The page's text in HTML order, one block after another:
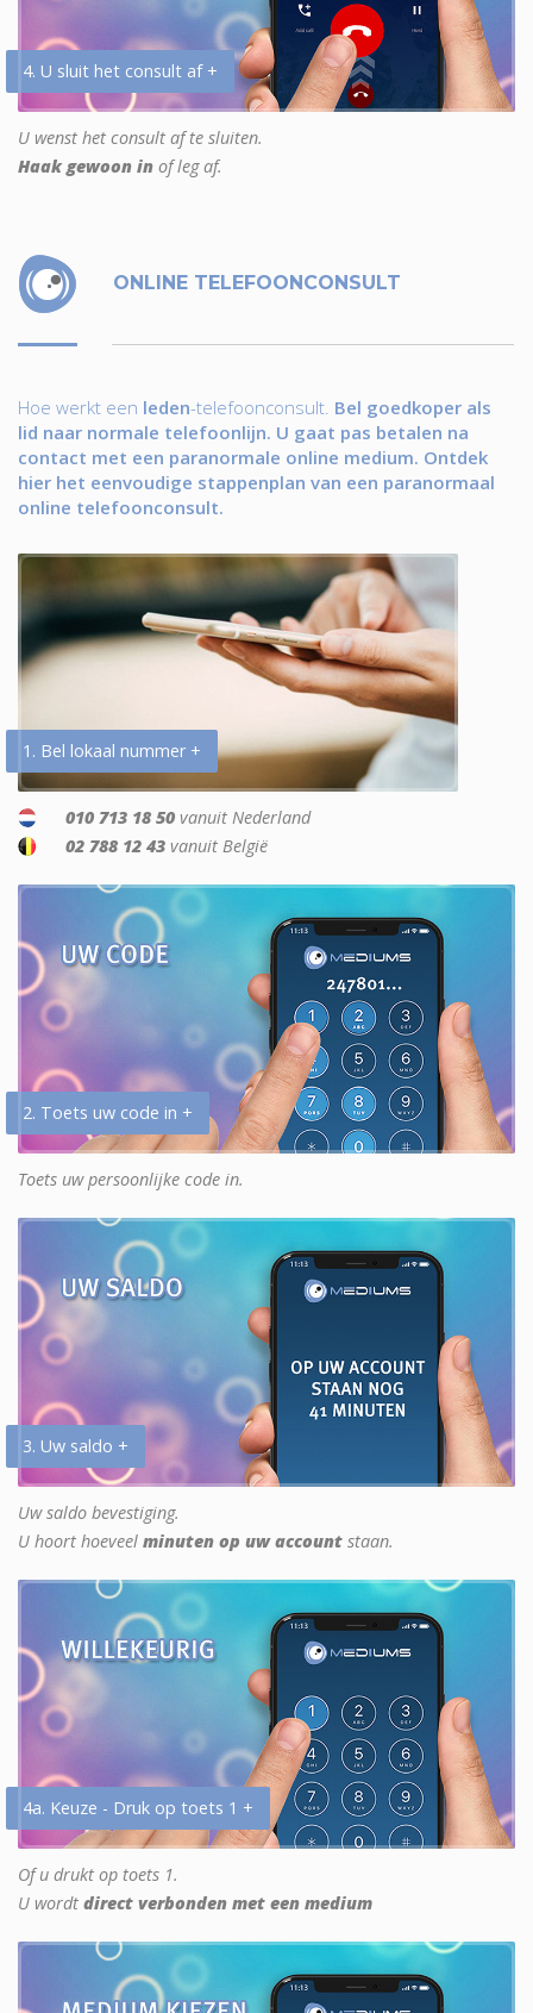
4. U sluit het consult af +
U wenst het consult af te sluiten.
Haak gewoon in of leg af.
ONLINE TELEFOONCONSULT
Hoe werkt een leden-telefoonconsult. Bel goedkoper als
lid naar normale telefoonlijn. U gaat pas betalen na
contact met een paranormale online medium. Ontdek
hier het eenvoudige stappenplan van een paranormaal
online telefoonconsult.
1. Bel lokaal nummer +
010 713 18 50 vanuit Nederland
02 788 12 43 vanuit België
2. Toets uw code in +
Toets uw persoonlijke code in.
3. Uw saldo +
Uw saldo bevestiging.
U hoort hoeveel minuten op uw account staan.
4a. Keuze - Druk op toets 1 +
Of u drukt op toets 1.
U wordt direct verbonden met een medium